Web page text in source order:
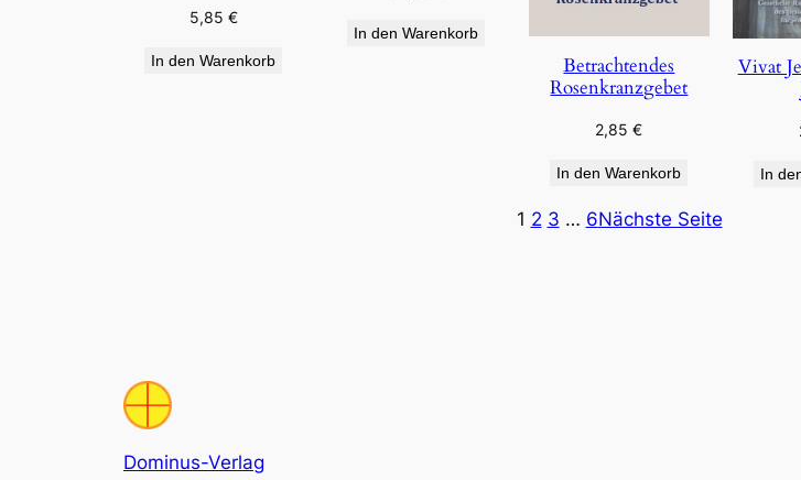
5,85 €
In den Warenkorb
In den Warenkorb
Betrachtendes
Rosenkranzgebet
2,85€
In den Warenkorb
Vivat
In
1 2 3 … 6Nächste Seite
Dominus-Verlag